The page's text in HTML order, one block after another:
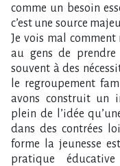
comme un besoin
c’est une source
Je vois mal
au gens de
souvent à des
le regroupement
avons construit un
plein de l’idée
dans des contrées
forme la jeunesse
pratique